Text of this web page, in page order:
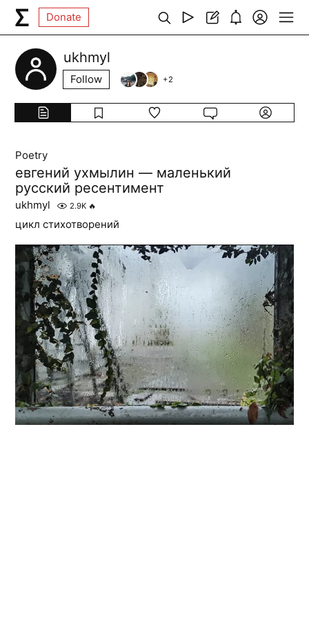
Donate
ukhmyl
Follow +2
Poetry
евгений ухмылин — маленький
русский ресентимент
ukhmyl 2.9K 🔥
цикл стихотворений